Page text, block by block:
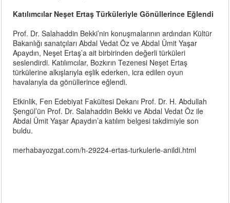
Katılımcılar Neşet Ertaş Türküleriyle Gönüllerince Eğlendi
Prof. Dr. Salahaddin Bekki’nin konuşmalarının ardından Kültür
Bakanlığı sanatçıları Abdal Vedat Öz ve Abdal Ümit Yaşar
Apaydın, Neşet Ertaş’a ait birbirinden değerli türküleri
seslendirdi. Katılımcılar, Bozkırın Tezenesi Neşet Ertaş
türkülerine alkışlarıyla eşlik ederken, icra edilen oyun
havalarıyla da gönüllerince eğlendi.
Etkinlik, Fen Edebiyat Fakültesi Dekanı Prof. Dr. H. Abdullah
Şengül’ün Prof. Dr. Salahaddin Bekki ve Abdal Vedat Öz ile
Abdal Ümit Yaşar Apaydın’a katılım belgesi takdimiyle son
buldu.
merhabayozgat.com/h-29224-ertas-turkulerle-anildi.html